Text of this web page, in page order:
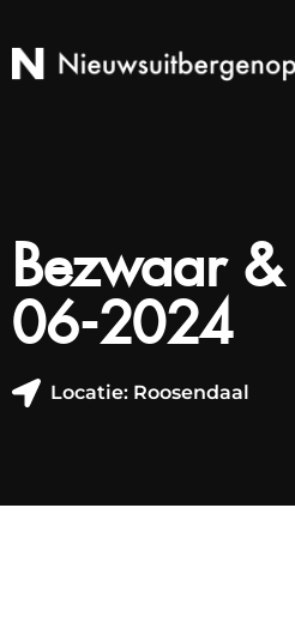
Bezwaar
06-2024
Locatie: Roosendaal